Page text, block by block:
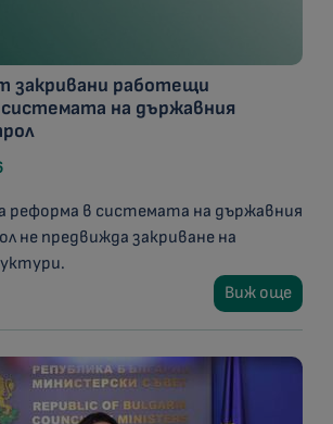
закривани работещи
на държавния
в системата на държавния
не предвижда закриване на
Виж още